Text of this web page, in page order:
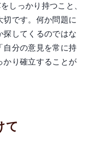
しっかり持つこと、
です。何か問題に
してくるのではな
自分の意見を常に持
かり確立することが
て